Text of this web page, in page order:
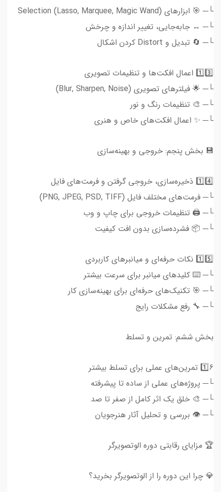
└─ 🎯 ابزارهای Selection (Lasso, Marquee, Magic Wand)
└─ ↔️ جابه‌جایی، تغییر اندازه و چرخش
└─ 🔄 تبدیل و Distort کردن اشکال
1️⃣3️⃣ اعمال افکت‌ها و تنظیمات تصویری
└─ 🌟 فیلترهای تصویری (Blur, Sharpen, Noise)
└─ 🎨 تنظیمات رنگ و نور
└─ ✨ اعمال افکت‌های خاص و هنری
💾 بخش پنجم: خروجی و بهینه‌سازی
1️⃣4️⃣ ذخیره‌سازی، خروجی گرفتن و فرمت‌های فایل
└─ فرمت‌های مختلف فایل (PNG, JPEG, PSD, TIFF)
└─ 🖨️ تنظیمات خروجی برای چاپ و وب
└─ 📦 فشرده‌سازی بدون افت کیفیت
1️⃣5️⃣ نکات حرفه‌ای و میانبرهای کاربردی
└─ ⌨️ کلیدهای میانبر برای سرعت بیشتر
└─ 🎯 تکنیک‌های حرفه‌ای برای بهینه‌سازی کار
└─ 🔧 رفع مشکلات رایج
بخش ششم: تمرین و تسلط
1️⃣6️ تمرین‌های عملی برای تسلط بیشتر
└─ پروژه‌های عملی از ساده تا پیشرفته
└─ 🎨 خلق یک اثر کامل از صفر تا صد
└─ 👁️ بررسی و تحلیل آثار هنرجویان
🏆 مزایای رقابتی دوره الوتصویرگر
💎 چرا این دوره را از الوتصویرگر بخرید؟